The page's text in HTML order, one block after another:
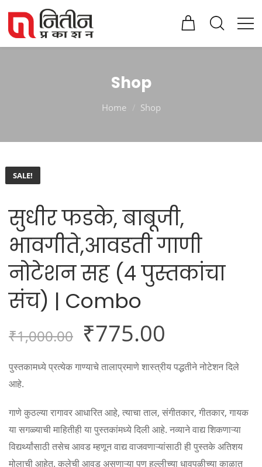
Shop
Home Shop
SALE!
सुधीर फडके, बाबूजी,
भावगीते,आवडती गाणी
नोटेशन सह (४ पुस्तकांचा
संच) | Combo
₹1,000.00 ₹775.00
पुस्तकामध्ये प्रत्येक गाण्याचे तालाप्रमाणे शास्त्रीय पद्धतीने नोटेशन दिले
आहे.
गाणे कुठल्या रागावर आधारित आहे, त्याचा ताल, संगीतकार, गीतकार, गायक
या सगळ्याची माहितीही या पुस्तकांमध्ये दिली आहे. नव्याने वाद्य शिकणाऱ्या
विद्यर्थ्यांसाठी तसेच आवड म्हणून वाद्य वाजवणाऱ्यांसाठी ही पुस्तके अतिशय
मोलाची आहेत. कलेची आवड असणाऱ्या पण हल्लीच्या धावपळीच्या काळात